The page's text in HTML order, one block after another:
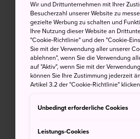
Wir und Drittunternehmen mit Ihrer
Besucherzahl unserer Website zu
gezielte Werbung zu schalten und
Ihre Nutzung dieser Website an
"Cookie-Richtlinie" und den "Cookie-
Sie mit der Verwendung aller unserer
ablehnen", wenn Sie die Verwendung
auf "Aktiv", wenn Sie mit der
können Sie Ihre Zustimmung jederzeit
Artikel 3.2 der "Cookie-Richtlinie"
Unbedingt erforderliche Cookies
Leistungs-Cookies